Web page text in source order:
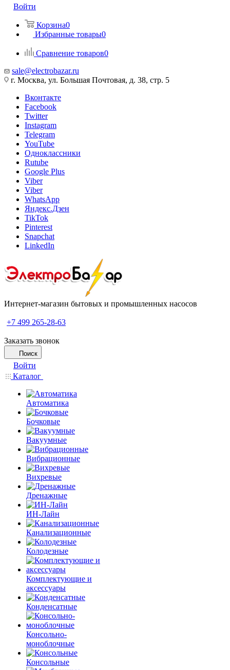
Войти
Корзина0
Избранные товары0
Сравнение товаров0
sale@electrobazar.ru
г. Москва, ул. Большая Почтовая, д. 38, стр. 5
Вконтакте
Facebook
Twitter
Instagram
Telegram
YouTube
Одноклассники
Rutube
Google Plus
Viber
Viber
WhatsApp
Яндекс.Дзен
TikTok
Pinterest
Snapchat
LinkedIn
Интернет-магазин бытовых и промышленных насосов
+7 499 265-28-63
Заказать звонок
Поиск
Войти
Каталог
Автоматика
Бочковые
Вакуумные
Вибрационные
Вихревые
Дренажные
ИН-Лайн
Канализационные
Колодезные
Комплектующие и
аксессуары
Конденсатные
Консольно-
моноблочные
Консольные